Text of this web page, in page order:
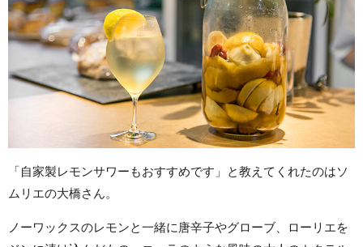
「自家製レモンサワーもおすすめです」と教えてくれたのはソ
ムリエの大橋さん。
ノーワックスのレモンと一緒に唐辛子やグローブ、ローリエを